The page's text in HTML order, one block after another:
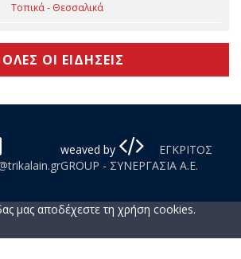
Τοπικά - Θεσσαλικά
ΟΛΕΣ ΟΙ ΕΙΔΗΣΕΙΣ
weaved by
ΕΓΚΡΙΤΟΣ
GROUP - ΣΥΝΕΡΓΑΣΙΑ Α.Ε.
μας αποδέχεστε τη χρήση cookies.